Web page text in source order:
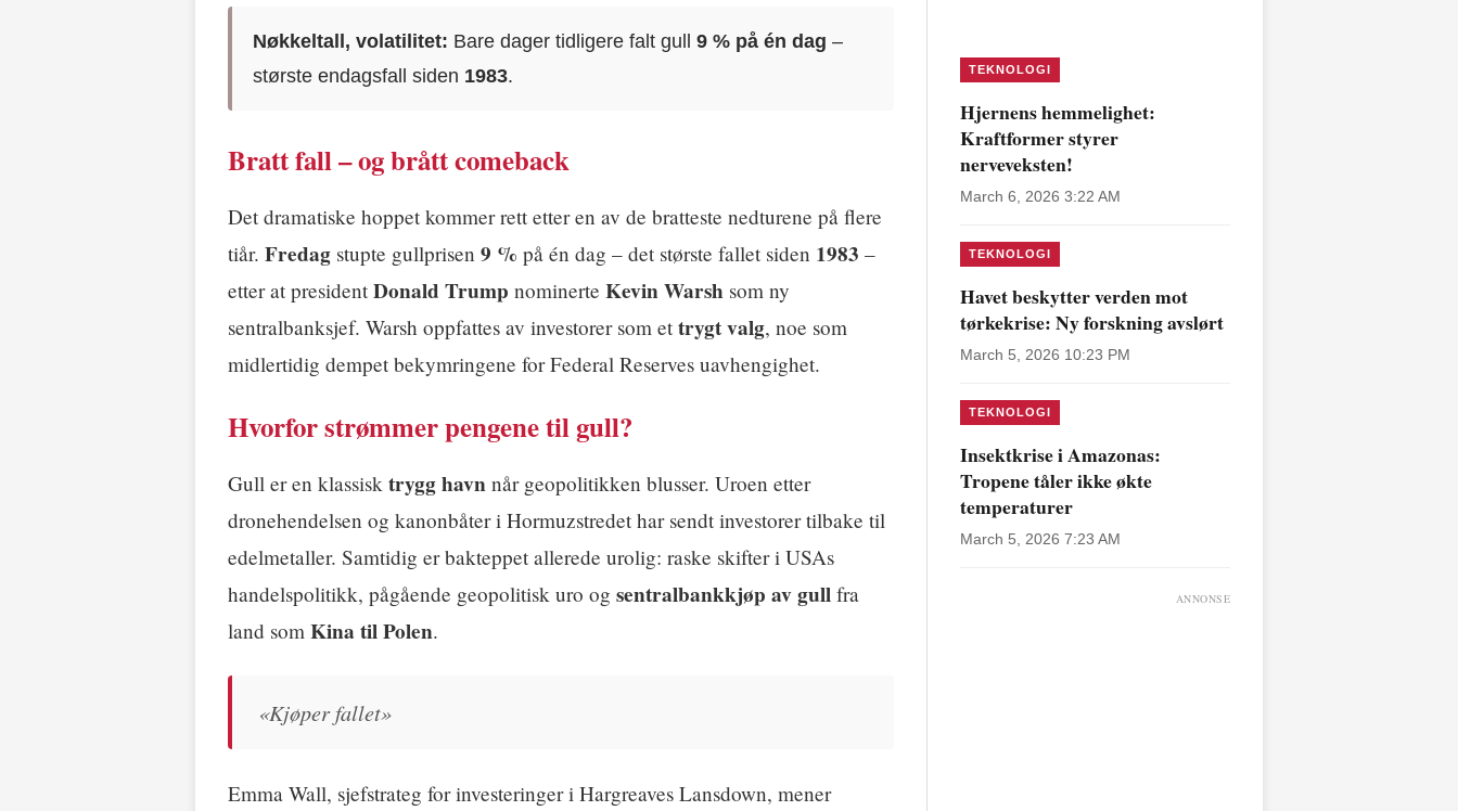
Nøkkeltall, volatilitet: Bare dager tidligere falt gull9 % på én dag –
største endagsfall siden 1983.
Bratt fall – og brått comeback
Det dramatiske hoppet kommer rett etter en av de bratteste nedturene på flere
tiår. Fredag stupte gullprisen 9 % på én dag – det største fallet siden 1983 –
etter at president Donald Trump nominerte Kevin Warsh som ny
sentralbanksjef. Warsh oppfattes av investorer som et trygt valg, noe som
midlertidig dempet bekymringene for Federal Reserves uavhengighet.
Hvorfor strømmer pengene til gull?
Gull er en klassisk trygg havn når geopolitikken blusser. Uroen etter
dronehendelsen og kanonbåter i Hormuzstredet har sendt investorer tilbake til
edelmetaller. Samtidig er bakteppet allerede urolig: raske skifter i USAs
handelspolitikk, pågående geopolitisk uro og sentralbankkjøp av gull fra
land som Kina til Polen.
«Kjøper fallet»
Emma Wall, sjefstrateg for investeringer i Hargreaves Lansdown, mener
TEKNOLOGI
Hjernens hemmelighet:
Kraftformer styrer
nerveveksten!
March 6, 2026 3:22 AM
TEKNOLOGI
Havet beskytter verden mot
tørkekrise: Ny forskning avslørt
March 5, 2026 10:23 PM
TEKNOLOGI
Insektkrise i Amazonas:
Tropene tåler ikke økte
temperaturer
March 5, 2026 7:23 AM
ANNONSE